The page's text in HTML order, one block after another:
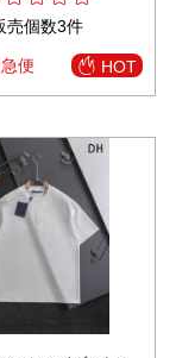
売個数3件
便 HOT